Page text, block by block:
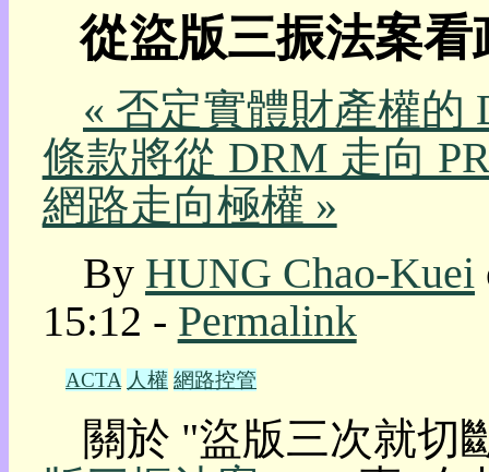
從盜版三振法案
« 否定實體財產權的
條款將從 DRM 走向
網路走向極權 »
By HUNG Chao-Kuei
15:12 - Permalink
ACTA 人權 網路控管
關於 "盜版三次就切